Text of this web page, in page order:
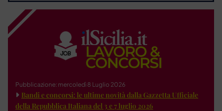
Pubblicazione: mercoledì 8 Luglio 2026
Bandi e concorsi: le ultime novità dalla Gazzetta Ufficiale
della Repubblica Italiana del 3 e 7 luglio 2026